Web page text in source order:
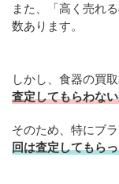
また、「高く売れ
数あります。
しかし、食器の買
査定してもらわな
そのため、特にブ
回は査定してもら